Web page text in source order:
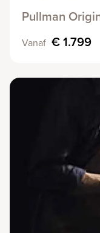
Pullman
Vanaf € 1.799